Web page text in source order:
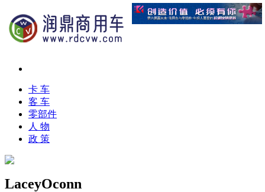
卡 车
客 车
零部件
人 物
政 策
LaceyOconn